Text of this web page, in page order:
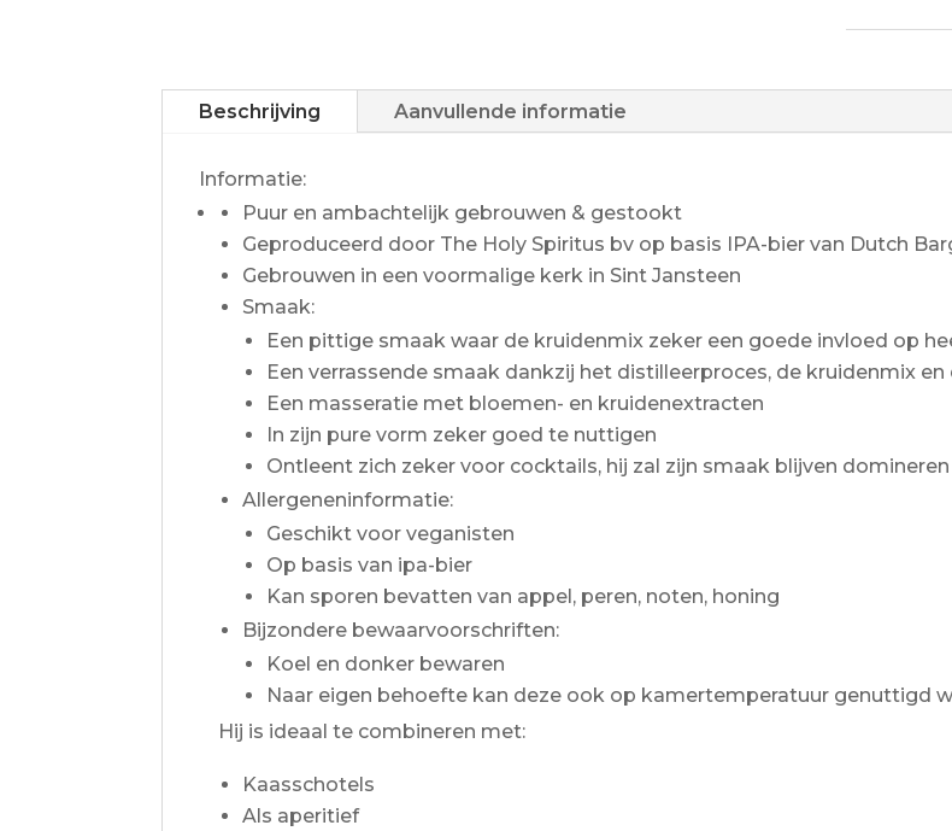
Beschrijving Aanvullende informatie
Informatie:
Puur en ambachtelijk gebrouwen & gestookt
Geproduceerd door The Holy Spiritus bv op basis IPA-bier van Dutch
Gebrouwen in een voormalige kerk in Sint Jansteen
Smaak:
Een pittige smaak waar de kruidenmix zeker een goede invloed op
Een verrassende smaak dankzij het distilleerproces, de kruidenmix
Een masseratie met bloemen- en kruidenextracten
In zijn pure vorm zeker goed te nuttigen
Ontleent zich zeker voor cocktails, hij zal zijn smaak blijven domineren
Allergeneninformatie:
Geschikt voor veganisten
Op basis van ipa-bier
Kan sporen bevatten van appel, peren, noten, honing
Bijzondere bewaarvoorschriften:
Koel en donker bewaren
Naar eigen behoefte kan deze ook op kamertemperatuur genuttigd
Hij is ideaal te combineren met:
Kaasschotels
Als aperitief